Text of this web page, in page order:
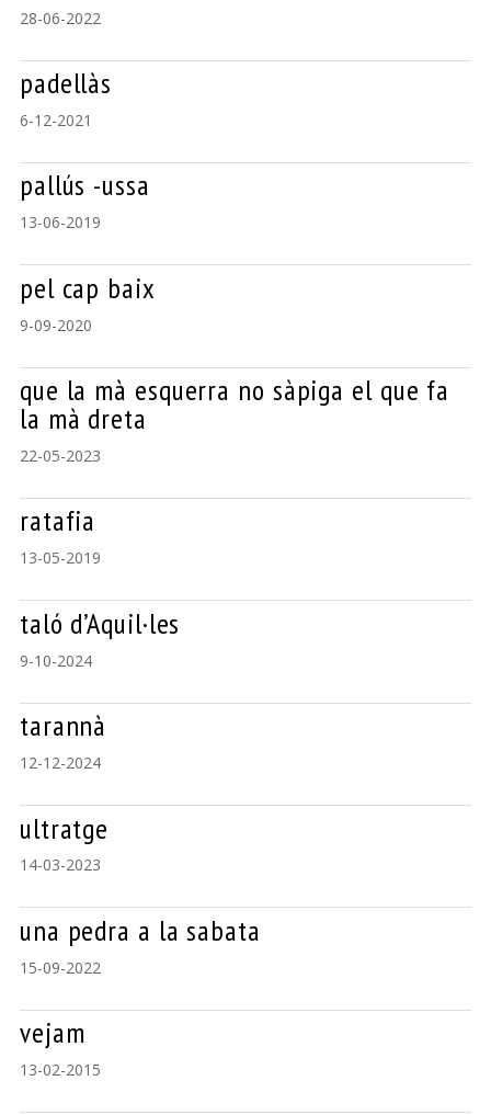
28-06-2022
padellàs
6-12-2021
pallús -ussa
13-06-2019
pel cap baix
9-09-2020
que la mà esquerra no sàpiga el que fa
la mà dreta
22-05-2023
ratafia
13-05-2019
taló d’Aquil·les
9-10-2024
tarannà
12-12-2024
ultratge
14-03-2023
una pedra a la sabata
15-09-2022
vejam
13-02-2015